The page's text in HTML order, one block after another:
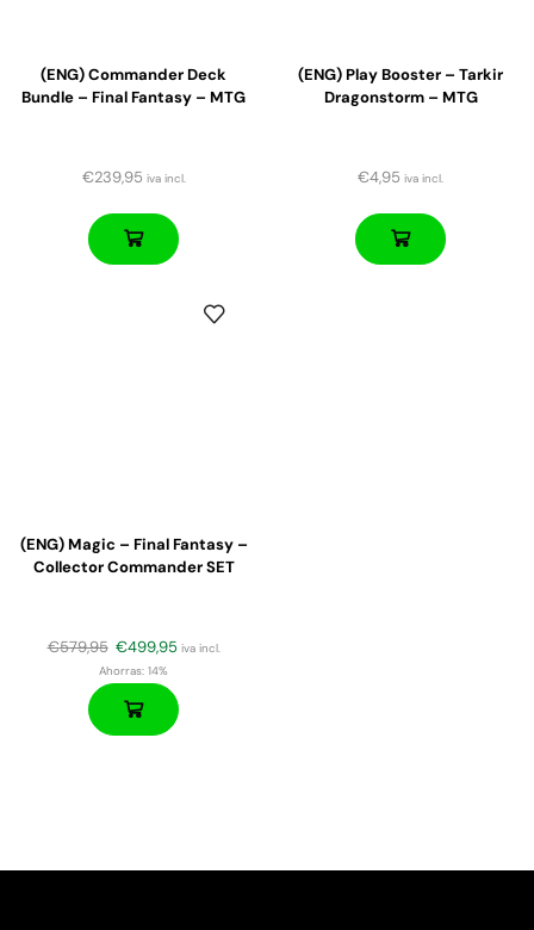
(ENG) Commander Deck
Bundle – Final Fantasy – MTG
€239,95 iva incl.
(ENG) Play Booster – Tarkir
Dragonstorm – MTG
€4,95 iva incl.
(ENG) Magic – Final Fantasy –
Collector Commander SET
€579,95 €499,95 iva incl.
Ahorras: 14%